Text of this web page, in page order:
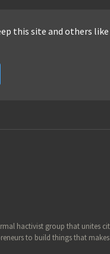
this site and others
hactivist group that unites
to build things that